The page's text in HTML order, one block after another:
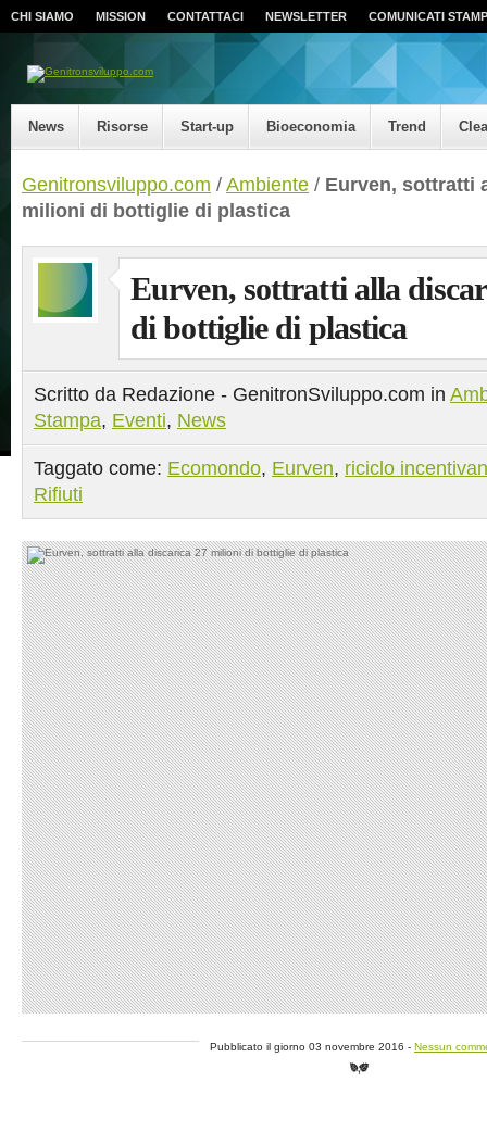
CHI SIAMO MISSION CONTATTACI NEWSLETTER COMUNICATI
News Risorse Start-up Bioeconomia Trend
Genitronsviluppo.com / Ambiente / Eurven, sottratti
milioni di bottiglie di plastica
Eurven, sottratti alla
di bottiglie di plastica
Scritto da Redazione - GenitronSviluppo.com in
Stampa, Eventi, News
Taggato come: Ecomondo, Eurven, riciclo
Rifiuti
Pubblicato il giorno 03 novembre 2016 - Nessun